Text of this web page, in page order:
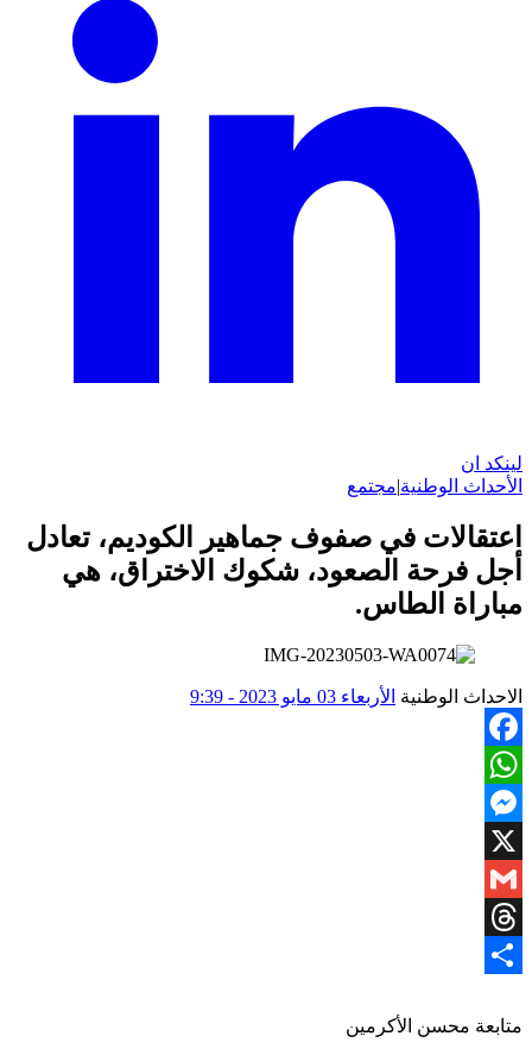
لينكد ان
الأحداث الوطنية|مجتمع
اعتقالات في صفوف جماهير الكوديم، تعادل
أجل فرحة الصعود، شكوك الاختراق، هي
مباراة الطاس.
الاحداث الوطنية الأربعاء 03 مايو 2023 - 9:39
Facebook
WhatsApp
Messenger
X
Gmail
Threads
متابعة محسن الأكرمين